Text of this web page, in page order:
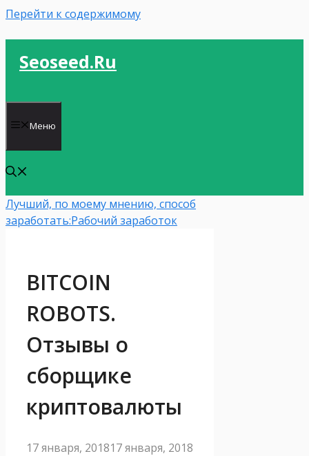
Перейти к содержимому
Seoseed.ru
Меню
Лучший, по моему мнению, способ
заработать:Рабочий заработок
BITCOIN
ROBOTS.
Отзывы о
сборщике
криптовалюты
17 января, 201817 января, 2018